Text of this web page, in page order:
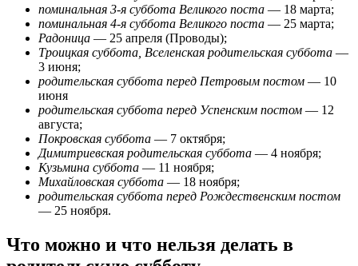
поминальная 3-я суббота Великого поста — 18 марта;
поминальная 4-я суббота Великого поста — 25 марта;
Радоница — 25 апреля (Проводы);
Троицкая суббота, Вселенская родительская суббота —
3 июня;
родительская суббота перед Петровым постом — 10
июня
родительская суббота перед Успенским постом — 12
августа;
Покровская суббота — 7 октября;
Димитриевская родительская суббота — 4 ноября;
Кузьмина суббота — 11 ноября;
Михайловская суббота — 18 ноября;
родительская суббота перед Рождественским постом
— 25 ноября.
Что можно и что нельзя делать в